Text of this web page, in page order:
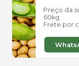
Preço da
60kg
Frete por